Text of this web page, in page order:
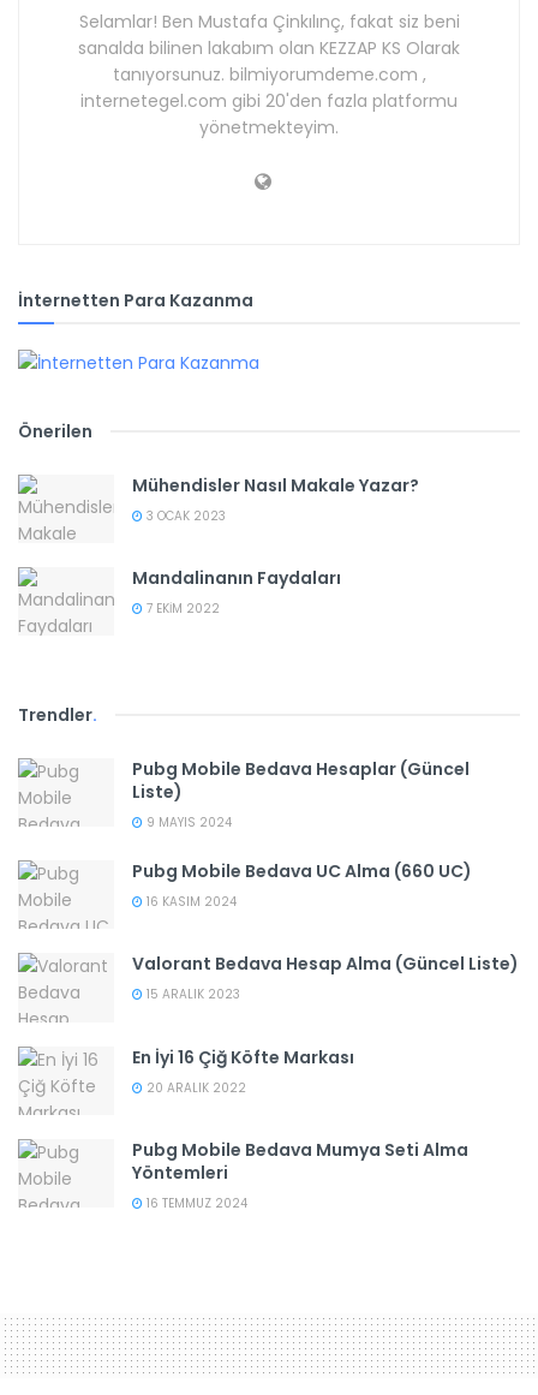
Selamlar! Ben Mustafa Çinkılınç, fakat siz beni
sanalda bilinen lakabım olan KEZZAP KS Olarak
tanıyorsunuz. bilmiyorumdeme.com ,
internetegel.com gibi 20'den fazla platformu
yönetmekteyim.
İnternetten Para Kazanma
Önerilen
Mühendisler Nasıl Makale Yazar?
3 OCAK 2023
Mandalinanın Faydaları
7 EKIM 2022
Trendler.
Pubg Mobile Bedava Hesaplar (Güncel
Liste)
9 MAYIS 2024
Pubg Mobile Bedava UC Alma (660 UC)
16 KASIM 2024
Valorant Bedava Hesap Alma (Güncel Liste)
15 ARALIK 2023
En İyi 16 Çiğ Köfte Markası
20 ARALIK 2022
Pubg Mobile Bedava Mumya Seti Alma
Yöntemleri
16 TEMMUZ 2024